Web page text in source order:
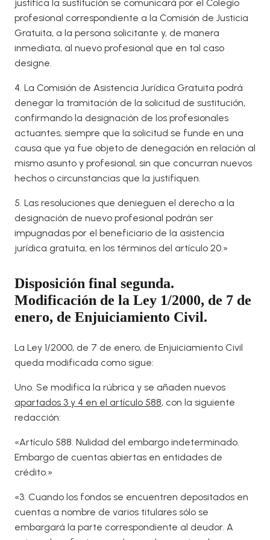
justifica la sustitución se comunicará por el Colegio
profesional correspondiente a la Comisión de Justicia
Gratuita, a la persona solicitante y, de manera
inmediata, al nuevo profesional que en tal caso
designe.
4. La Comisión de Asistencia Jurídica Gratuita podrá
denegar la tramitación de la solicitud de sustitución,
confirmando la designación de los profesionales
actuantes, siempre que la solicitud se funde en una
causa que ya fue objeto de denegación en relación al
mismo asunto y profesional, sin que concurran nuevos
hechos o circunstancias que la justifiquen.
5. Las resoluciones que denieguen el derecho a la
designación de nuevo profesional podrán ser
impugnadas por el beneficiario de la asistencia
jurídica gratuita, en los términos del artículo 20.»
Disposición final segunda.
Modificación de la Ley 1/2000, de 7 de
enero, de Enjuiciamiento Civil.
La Ley 1/2000, de 7 de enero, de Enjuiciamiento Civil
queda modificada como sigue:
Uno. Se modifica la rúbrica y se añaden nuevos
apartados 3 y 4 en el artículo 588, con la siguiente
redacción:
«Artículo 588. Nulidad del embargo indeterminado.
Embargo de cuentas abiertas en entidades de
crédito.»
«3. Cuando los fondos se encuentren depositados en
cuentas a nombre de varios titulares sólo se
embargará la parte correspondiente al deudor. A